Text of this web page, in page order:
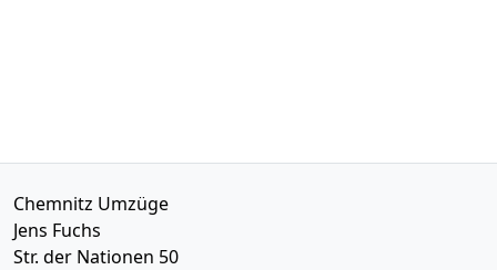
Chemnitz Umzüge
Jens Fuchs
Str. der Nationen 50